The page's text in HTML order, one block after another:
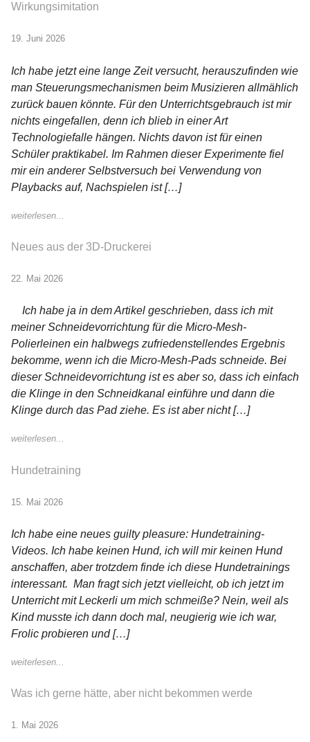
Wirkungsimitation
19. Juni 2026
Ich habe jetzt eine lange Zeit versucht, herauszufinden wie
man Steuerungsmechanismen beim Musizieren allmählich
zurück bauen könnte. Für den Unterrichtsgebrauch ist mir
nichts eingefallen, denn ich blieb in einer Art
Technologiefalle hängen. Nichts davon ist für einen
Schüler praktikabel. Im Rahmen dieser Experimente fiel
mir ein anderer Selbstversuch bei Verwendung von
Playbacks auf, Nachspielen ist […]
weiterlesen...
Neues aus der 3D-Druckerei
22. Mai 2026
Ich habe ja in dem Artikel geschrieben, dass ich mit
meiner Schneidevorrichtung für die Micro-Mesh-
Polierleinen ein halbwegs zufriedenstellendes Ergebnis
bekomme, wenn ich die Micro-Mesh-Pads schneide. Bei
dieser Schneidevorrichtung ist es aber so, dass ich einfach
die Klinge in den Schneidkanal einführe und dann die
Klinge durch das Pad ziehe. Es ist aber nicht […]
weiterlesen...
Hundetraining
15. Mai 2026
Ich habe eine neues guilty pleasure: Hundetraining-
Videos. Ich habe keinen Hund, ich will mir keinen Hund
anschaffen, aber trotzdem finde ich diese Hundetrainings
interessant. Man fragt sich jetzt vielleicht, ob ich jetzt im
Unterricht mit Leckerli um mich schmeiße? Nein, weil als
Kind musste ich dann doch mal, neugierig wie ich war,
Frolic probieren und […]
weiterlesen...
Was ich gerne hätte, aber nicht bekommen werde
1. Mai 2026